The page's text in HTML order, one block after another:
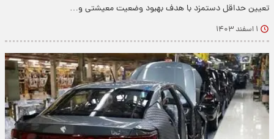
تعیین حداقل دستمزد با هدف بهبود وضعیت معیشتی و…
۱ اسفند ۱۴۰۳